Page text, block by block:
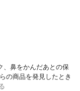
、鼻をかんだあとの保
の商品を発見したとき